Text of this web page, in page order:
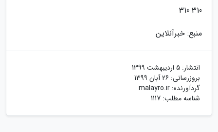
310 310
منبع: خبرآنلاین
انتشار: 5 اردیبهشت 1399
بروزرسانی: 26 آبان 1399
گردآورنده: malayro.ir
شناسه مطلب: 1117